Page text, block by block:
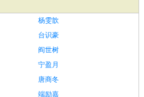
杨雯歆
台识豪
阎世树
宁盈月
唐商冬
端励嘉